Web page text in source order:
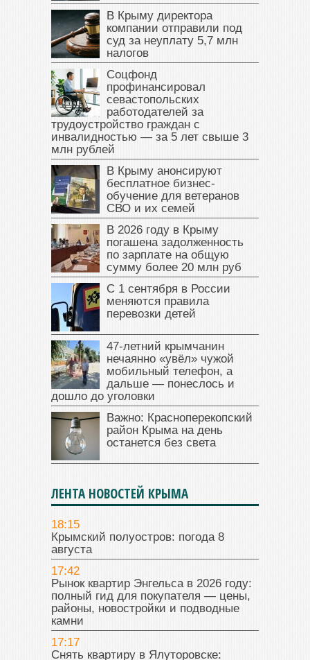
В Крыму директора
компании отправили под
суд за неуплату 5,7 млн
налогов
Соцфонд
профинансировал
севастопольских
работодателей за
трудоустройство граждан с
инвалидностью — за 5 лет свыше 3
млн рублей
В Крыму анонсируют
бесплатное бизнес-
обучение для ветеранов
СВО и их семей
В 2026 году в Крыму
погашена задолженность
по зарплате на общую
сумму более 20 млн руб
С 1 сентября в России
меняются правила
перевозки детей
47‑летний крымчанин
нечаянно «увёл» чужой
мобильный телефон, а
дальше — понеслось и
дошло до уголовки
Важно: Красноперекопский
район Крыма на день
останется без света
ЛЕНТА НОВОСТЕЙ КРЫМА
18:15
Крымский полуостров: погода 8
августа
17:42
Рынок квартир Энгельса в 2026 году:
полный гид для покупателя — цены,
районы, новостройки и подводные
камни
17:17
Снять квартиру в Ялуторовске: